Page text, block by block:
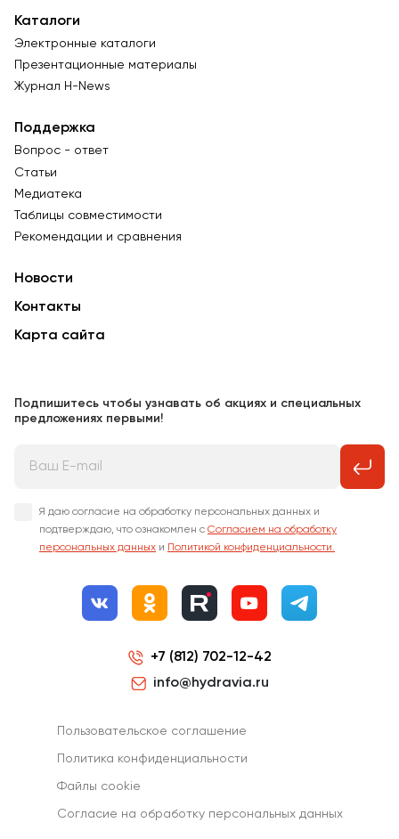
Каталоги
Электронные каталоги
Презентационные материалы
Журнал Н-News
Поддержка
Вопрос - ответ
Статьи
Медиатека
Таблицы совместимости
Рекомендации и сравнения
Новости
Контакты
Карта сайта
Подпишитесь чтобы узнавать об акциях и специальных
предложениях первыми!
Я даю согласие на обработку персональных данных и
подтверждаю, что ознакомлен с Согласием на обработку
персональных данных и Политикой конфиденциальности.
+7 (812) 702-12-42
info@hydravia.ru
Пользовательское соглашение
Политика конфиденциальности
Файлы cookie
Согласиe на обработку персональных данных